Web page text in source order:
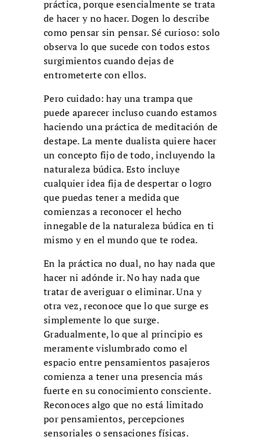
práctica, porque esencialmente se trata
de hacer y no hacer. Dogen lo describe
como pensar sin pensar. Sé curioso: solo
observa lo que sucede con todos estos
surgimientos cuando dejas de
entrometerte con ellos.
Pero cuidado: hay una trampa que
puede aparecer incluso cuando estamos
haciendo una práctica de meditación de
destape. La mente dualista quiere hacer
un concepto fijo de todo, incluyendo la
naturaleza búdica. Esto incluye
cualquier idea fija de despertar o logro
que puedas tener a medida que
comienzas a reconocer el hecho
innegable de la naturaleza búdica en ti
mismo y en el mundo que te rodea.
En la práctica no dual, no hay nada que
hacer ni adónde ir. No hay nada que
tratar de averiguar o eliminar. Una y
otra vez, reconoce que lo que surge es
simplemente lo que surge.
Gradualmente, lo que al principio es
meramente vislumbrado como el
espacio entre pensamientos pasajeros
comienza a tener una presencia más
fuerte en su conocimiento consciente.
Reconoces algo que no está limitado
por pensamientos, percepciones
sensoriales o sensaciones físicas.